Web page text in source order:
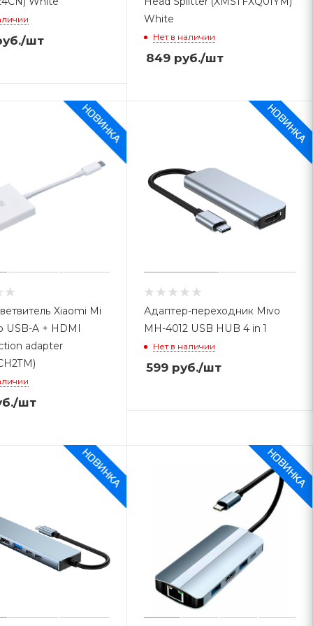
/шт
White
Нет в наличии
849руб./шт
Xiaomi Mi
USB-A + HDMI
adapter
/шт
Адаптер-переходник Mivo
MH-4012 USB HUB 4 in 1
Нет в наличии
599руб./шт